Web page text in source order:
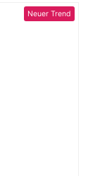
Neuer Trend